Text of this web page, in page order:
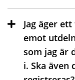
Jag äger
emot
som jag är
i. Ska